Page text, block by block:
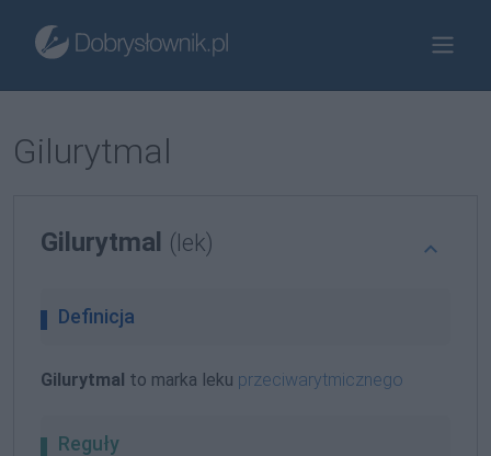
Gilurytmal
Gilurytmal (lek)
Definicja
Gilurytmal to marka leku przeciwarytmicznego
Reguły